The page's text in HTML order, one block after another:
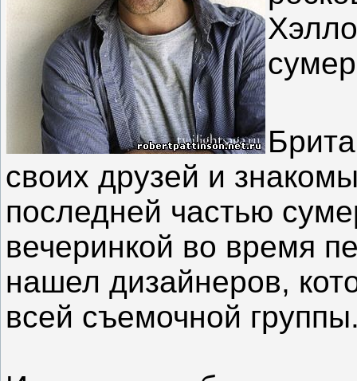
своих друзей и
последней частью
вечеринкой во время
нашел дизайнеров,
всей съемочной